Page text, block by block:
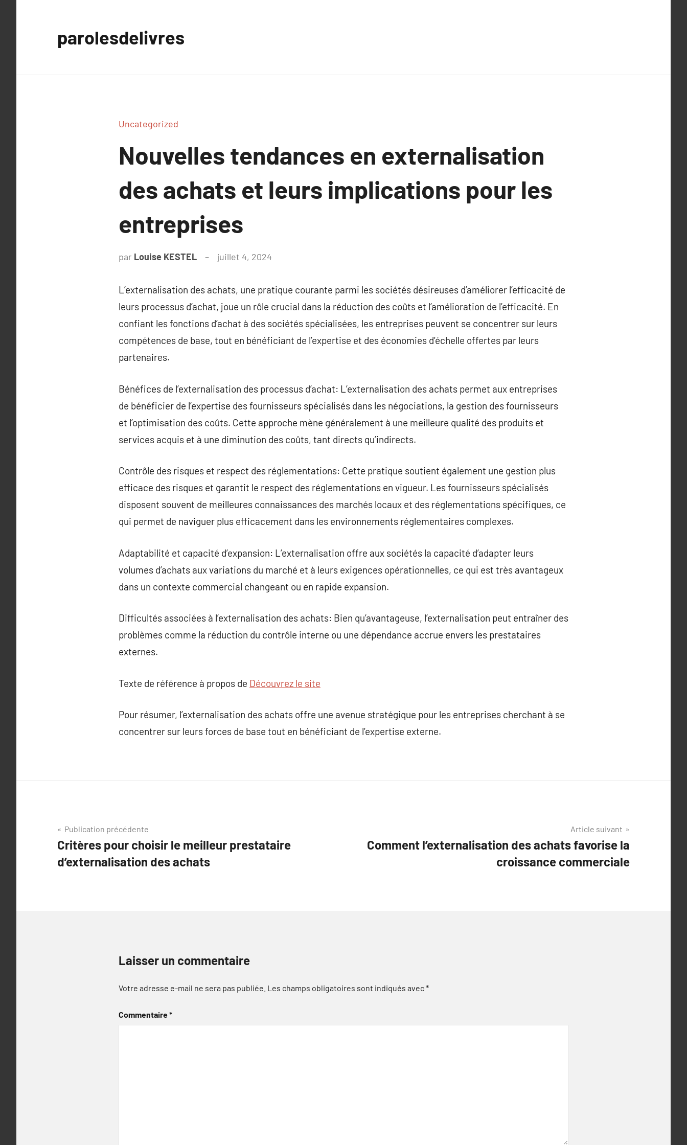
parolesdelivres
Uncategorized
Nouvelles tendances en externalisation
des achats et leurs implications pour les
entreprises
par Louise KESTEL juillet 4, 2024
L’externalisation des achats, une pratique courante parmi les sociétés désireuses d’améliorer l’efficacité de
leurs processus d’achat, joue un rôle crucial dans la réduction des coûts et l’amélioration de l’efficacité. En
confiant les fonctions d’achat à des sociétés spécialisées, les entreprises peuvent se concentrer sur leurs
compétences de base, tout en bénéficiant de l’expertise et des économies d’échelle offertes par leurs
partenaires.
Bénéfices de l’externalisation des processus d’achat: L’externalisation des achats permet aux entreprises
de bénéficier de l’expertise des fournisseurs spécialisés dans les négociations, la gestion des fournisseurs
et l’optimisation des coûts. Cette approche mène généralement à une meilleure qualité des produits et
services acquis et à une diminution des coûts, tant directs qu’indirects.
Contrôle des risques et respect des réglementations: Cette pratique soutient également une gestion plus
efficace des risques et garantit le respect des réglementations en vigueur. Les fournisseurs spécialisés
disposent souvent de meilleures connaissances des marchés locaux et des réglementations spécifiques, ce
qui permet de naviguer plus efficacement dans les environnements réglementaires complexes.
Adaptabilité et capacité d’expansion: L’externalisation offre aux sociétés la capacité d’adapter leurs
volumes d’achats aux variations du marché et à leurs exigences opérationnelles, ce qui est très avantageux
dans un contexte commercial changeant ou en rapide expansion.
Difficultés associées à l’externalisation des achats: Bien qu’avantageuse, l’externalisation peut entraîner des
problèmes comme la réduction du contrôle interne ou une dépendance accrue envers les prestataires
externes.
Texte de référence à propos de Découvrez le site
Pour résumer, l’externalisation des achats offre une avenue stratégique pour les entreprises cherchant à se
concentrer sur leurs forces de base tout en bénéficiant de l’expertise externe.
Navigation
de
l’article
Publication précédente
Critères pour choisir le meilleur prestataire
d’externalisation des achats
Article suivant
Comment l’externalisation des achats favorise la
croissance commerciale
Laisser un commentaire
Votre adresse e-mail ne sera pas publiée. Les champs obligatoires sont indiqués avec*
Commentaire*